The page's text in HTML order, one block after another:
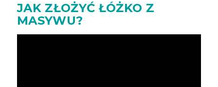
JAK ZŁOŻYĆ ŁÓŻKO Z
MASYWU?